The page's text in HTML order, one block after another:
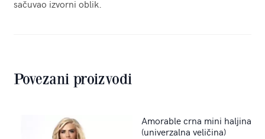
sačuvao izvorni oblik.
Povezani proizvodi
Amorable crna mini haljina
(univerzalna veličina)